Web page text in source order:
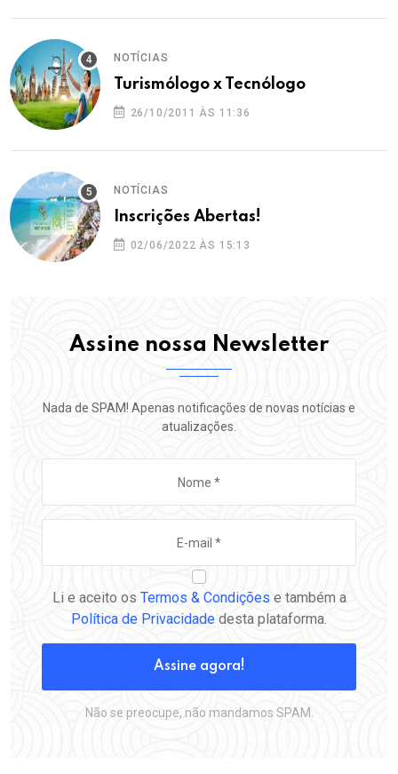
NOTÍCIAS
Turismólogo x Tecnólogo
26/10/2011 ÀS 11:36
NOTÍCIAS
Inscrições Abertas!
02/06/2022 ÀS 15:13
Assine nossa Newsletter
Nada de SPAM! Apenas notificações de novas notícias e
atualizações.
Li e aceito os Termos & Condições e também a
Política de Privacidade desta plataforma.
Assine agora!
Não se preocupe, não mandamos SPAM.